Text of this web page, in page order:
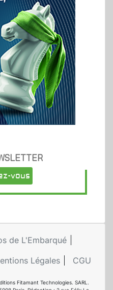
vous
de L'Embarqué
Légales CGU
Fitamant Technologies. SARL.